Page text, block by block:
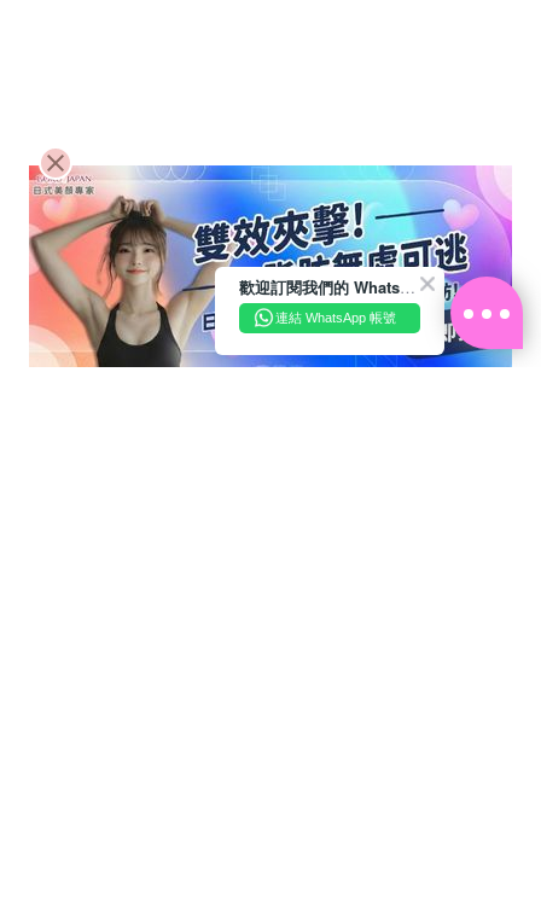
歡迎訂閱我們的 WhatsApp Business 帳號
連結 WhatsApp 帳號